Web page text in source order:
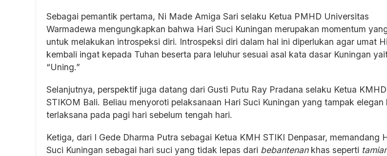
Sebagai pemantik pertama, Ni Made Amiga Sari selaku Ketua PMHD Universitas
Warmadewa mengungkapkan bahwa Hari Suci Kuningan merupakan momentum
untuk melakukan introspeksi diri. Introspeksi diri dalam hal ini diperlukan agar umat
kembali ingat kepada Tuhan beserta para leluhur sesuai asal kata dasar Kuningan
“Uning.”
Selanjutnya, perspektif juga datang dari Gusti Putu Ray Pradana selaku Ketua KMHD
STIKOM Bali. Beliau menyoroti pelaksanaan Hari Suci Kuningan yang tampak elegan
terlaksana pada pagi hari sebelum tengah hari.
Ketiga, dari I Gede Dharma Putra sebagai Ketua KMH STIKI Denpasar, memandang
Suci Kuningan sebagai hari suci yang tidak lepas dari bebantenankhas seperti